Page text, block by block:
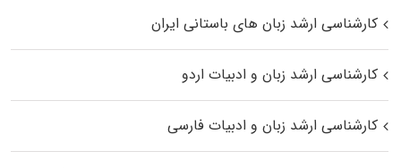
کارشناسی ارشد زبان‌ های باستانی ایران
کارشناسی ارشد زبان و ادبیات اردو
کارشناسی ارشد زبان و ادبیات فارسی